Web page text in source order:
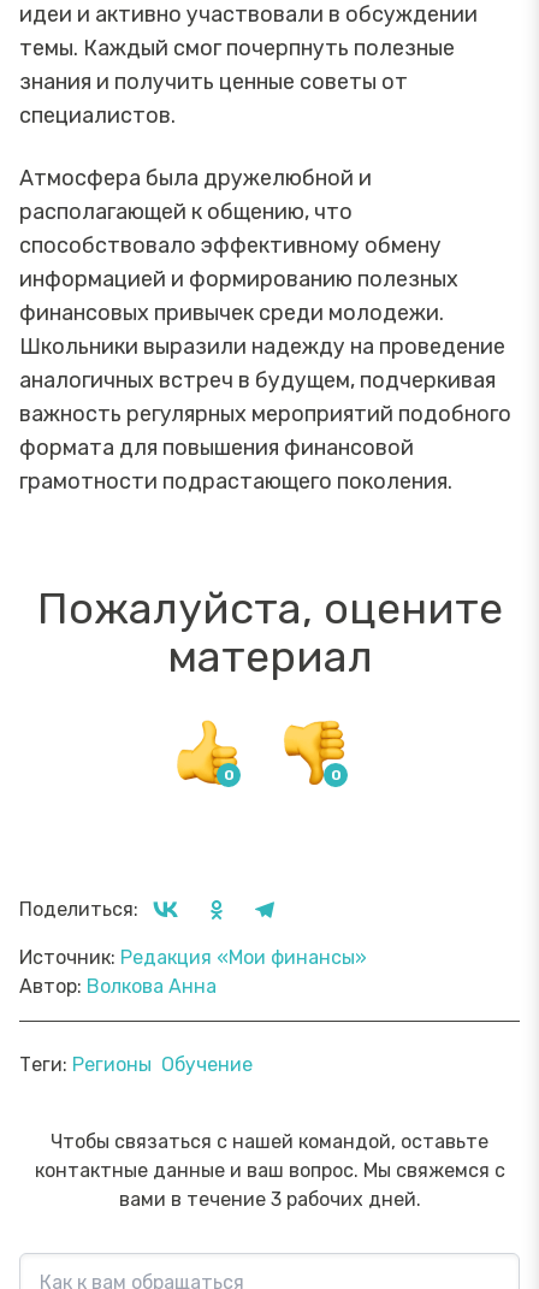
идеи и активно участвовали в обсуждении
темы. Каждый смог почерпнуть полезные
знания и получить ценные советы от
специалистов.
Атмосфера была дружелюбной и
располагающей к общению, что
способствовало эффективному обмену
информацией и формированию полезных
финансовых привычек среди молодежи.
Школьники выразили надежду на проведение
аналогичных встреч в будущем, подчеркивая
важность регулярных мероприятий подобного
формата для повышения финансовой
грамотности подрастающего поколения.
Пожалуйста, оцените
материал
Поделиться:
Источник: Редакция «Мои финансы»
Автор: Волкова Анна
Теги: Регионы Обучение
Чтобы связаться с нашей командой, оставьте
контактные данные и ваш вопрос. Мы свяжемся с
вами в течение 3 рабочих дней.